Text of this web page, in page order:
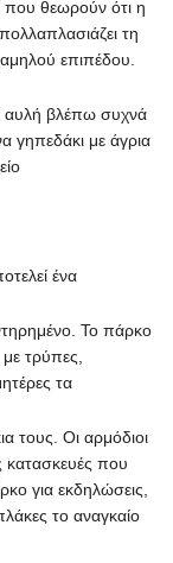
που θεωρούν ότι η
τη
επιπέδου.
αυλή βλέπω συχνά
γηπεδάκι με άγρια
ένα
Το πάρκο
τρύπες,
τα
τους. Oι αρμόδιοι
κατασκευές που
για εκδηλώσεις,
το αναγκαίο